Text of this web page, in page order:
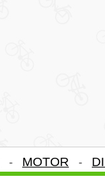
- MOTOR -